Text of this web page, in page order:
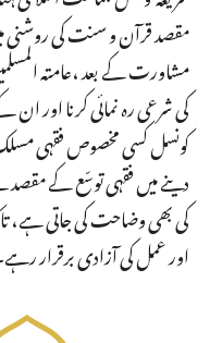
مقصد قرآن و سنت کی روشنی
مشاورت کے بعد ،عامتہ
کی شرعی رہ نمائی کرنا اور
کونسل کسی مخصوص فقہی
دینے میں فقہی توسّع کے
کی بھی وضاحت کی جاتی ہے،
اور عمل کی آزادی برقرار